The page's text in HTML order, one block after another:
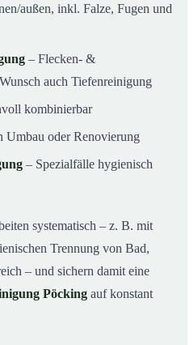
außen, inkl. Falze, Fugen und
– Flecken- &
auch Tiefenreinigung
kombinierbar
Umbau oder Renovierung
– Spezialfälle hygienisch
systematisch – z. B. mit
Trennung von Bad,
– und sichern damit eine
Pöcking auf konstant